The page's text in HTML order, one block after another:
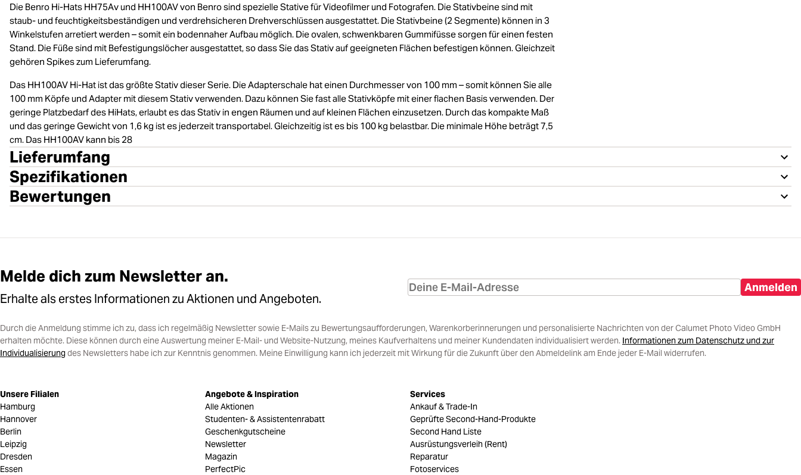
Die Benro Hi-Hats HH75Av und HH100AV von Benro sind spezielle Stative für Videofilmer und Fotografen. Die Stativbeine sind mit
staub- und feuchtigkeitsbeständigen und verdrehsicheren Drehverschlüssen ausgestattet. Die Stativbeine (2 Segmente) können in 3
Winkelstufen arretiert werden – somit ein bodennaher Aufbau möglich. Die ovalen, schwenkbaren Gummifüsse sorgen für einen festen
Stand. Die Füße sind mit Befestigungslöcher ausgestattet, so dass Sie das Stativ auf geeigneten Flächen befestigen können. Gleichzeit
gehören Spikes zum Lieferumfang.
Das HH100AV Hi-Hat ist das größte Stativ dieser Serie. Die Adapterschale hat einen Durchmesser von 100 mm – somit können Sie alle
100 mm Köpfe und Adapter mit diesem Stativ verwenden. Dazu können Sie fast alle Stativköpfe mit einer flachen Basis verwenden. Der
geringe Platzbedarf des HiHats, erlaubt es das Stativ in engen Räumen und auf kleinen Flächen einzusetzen. Durch das kompakte Maß
und das geringe Gewicht von 1,6 kg ist es jederzeit transportabel. Gleichzeitig ist es bis 100 kg belastbar. Die minimale Höhe beträgt 7,5
cm. Das HH100AV kann bis 28
Lieferumfang
Spezifikationen
Bewertungen
Melde dich zum Newsletter an.
Erhalte als erstes Informationen zu Aktionen und Angeboten.
Anmelden
Durch die Anmeldung stimme ich zu, dass ich regelmäßig Newsletter sowie E-Mails zu Bewertungsaufforderungen, Warenkorberinnerungen und personalisierte Nachrichten von der Calumet Photo Video GmbH
erhalten möchte. Diese können durch eine Auswertung meiner E-Mail- und Website-Nutzung, meines Kaufverhaltens und meiner Kundendaten individualisiert werden. Informationen zum Datenschutz und zur
Individualisierungdes Newsletters habe ich zur Kenntnis genommen. Meine Einwilligung kann ich jederzeit mit Wirkung für die Zukunft über den Abmeldelink am Ende jeder E-Mail widerrufen.
Unsere Filialen
Hamburg
Hannover
Berlin
Leipzig
Dresden
Essen
Angebote & Inspiration
Alle Aktionen
Studenten- & Assistentenrabatt
Geschenkgutscheine
Newsletter
Magazin
PerfectPic
Services
Ankauf & Trade-In
Geprüfte Second-Hand-Produkte
Second Hand Liste
Ausrüstungsverleih (Rent)
Reparatur
Fotoservices